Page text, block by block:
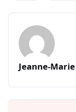
Jeanne-Marie